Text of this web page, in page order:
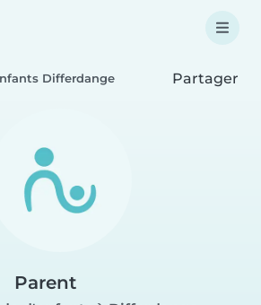
Differdange Partager
Parent